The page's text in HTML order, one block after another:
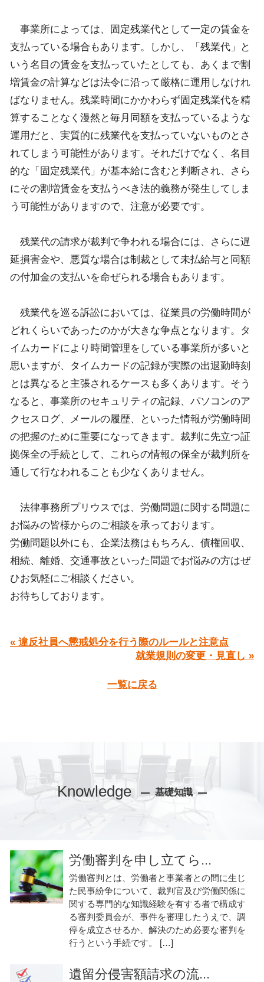
事業所によっては、固定残業代として一定の賃金を
支払っている場合もあります。しかし、「残業代」と
いう名目の賃金を支払っていたとしても、あくまで割
増賃金の計算などは法令に沿って厳格に運用しなけれ
ばなりません。残業時間にかかわらず固定残業代を精
算することなく漫然と毎月同額を支払っているような
運用だと、実質的に残業代を支払っていないものとさ
れてしまう可能性があります。それだけでなく、名目
的な「固定残業代」が基本給に含むと判断され、さら
にその割増賃金を支払うべき法的義務が発生してしま
う可能性がありますので、注意が必要です。
残業代の請求が裁判で争われる場合には、さらに遅
延損害金や、悪質な場合は制裁として未払給与と同額
の付加金の支払いを命ぜられる場合もあります。
残業代を巡る訴訟においては、従業員の労働時間が
どれくらいであったのかが大きな争点となります。タ
イムカードにより時間管理をしている事業所が多いと
思いますが、タイムカードの記録が実際の出退勤時刻
とは異なると主張されるケースも多くあります。そう
なると、事業所のセキュリティの記録、パソコンのア
クセスログ、メールの履歴、といった情報が労働時間
の把握のために重要になってきます。裁判に先立つ証
拠保全の手続として、これらの情報の保全が裁判所を
通して行なわれることも少なくありません。
法律事務所プリウスでは、労働問題に関する問題に
お悩みの皆様からのご相談を承っております。
労働問題以外にも、企業法務はもちろん、債権回収、
相続、離婚、交通事故といった問題でお悩みの方はぜ
ひお気軽にご相談ください。
お待ちしております。
« 違反社員へ懲戒処分を行う際のルールと注意点
就業規則の変更・見直し »
一覧に戻る
Knowledge 基礎知識
労働審判を申し立てら...
労働審判とは、労働者と事業者との間に生じ
た民事紛争について、裁判官及び労働関係に
関する専門的な知識経験を有する者で構成す
る審判委員会が、事件を審理したうえで、調
停を成立させるか、解決のため必要な審判を
行うという手続です。 […]
遺留分侵害額請求の流...